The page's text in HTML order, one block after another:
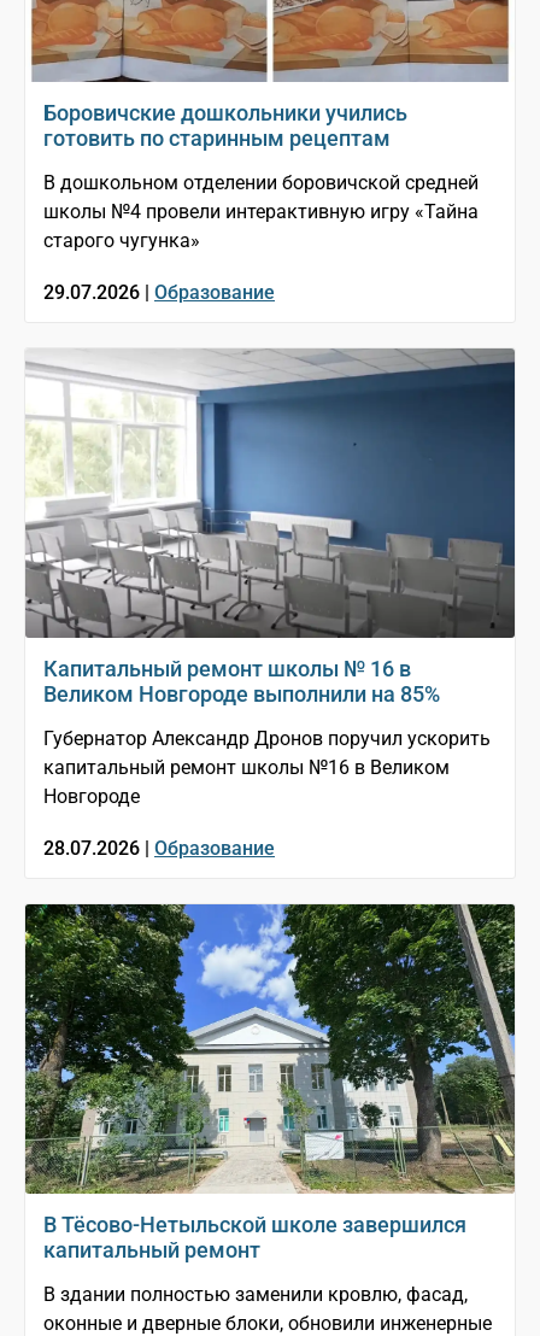
Боровичские дошкольники учились
готовить по старинным рецептам
В дошкольном отделении боровичской средней
школы №4 провели интерактивную игру «Тайна
старого чугунка»
29.07.2026 | Образование
Капитальный ремонт школы № 16 в
Великом Новгороде выполнили на 85%
Губернатор Александр Дронов поручил ускорить
капитальный ремонт школы №16 в Великом
Новгороде
28.07.2026 | Образование
В Тёсово-Нетыльской школе завершился
капитальный ремонт
В здании полностью заменили кровлю, фасад,
оконные и дверные блоки, обновили инженерные